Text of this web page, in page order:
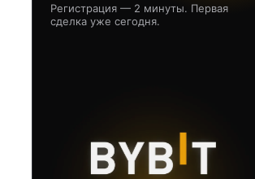
Регистрация — 2 минуты. Первая
сделка уже сегодня.